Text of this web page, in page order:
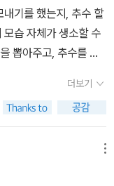
수 있는 좋은 기회가
터 제공받은 도서로
서 농사일을 도와드리
쌀로 맛있는 밥을
정말로 놀랍고 흥미
놀랐지만 이내 즐거
많은 아이들이라 꼼
다는 이야기에 아이들
먹어봤어요? 맛이
기를 했는지, 추수 할
습 자체가 생소할 수
뽑아주고, 추수를 한
생각하게 되고, 생태
여요'는 스콜라의 꼬
식을 그림과 함께 보
, 교과연계가 잘 되어
더보기